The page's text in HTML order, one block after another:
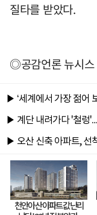
질타를 받았다.
◎공감언론 뉴시스